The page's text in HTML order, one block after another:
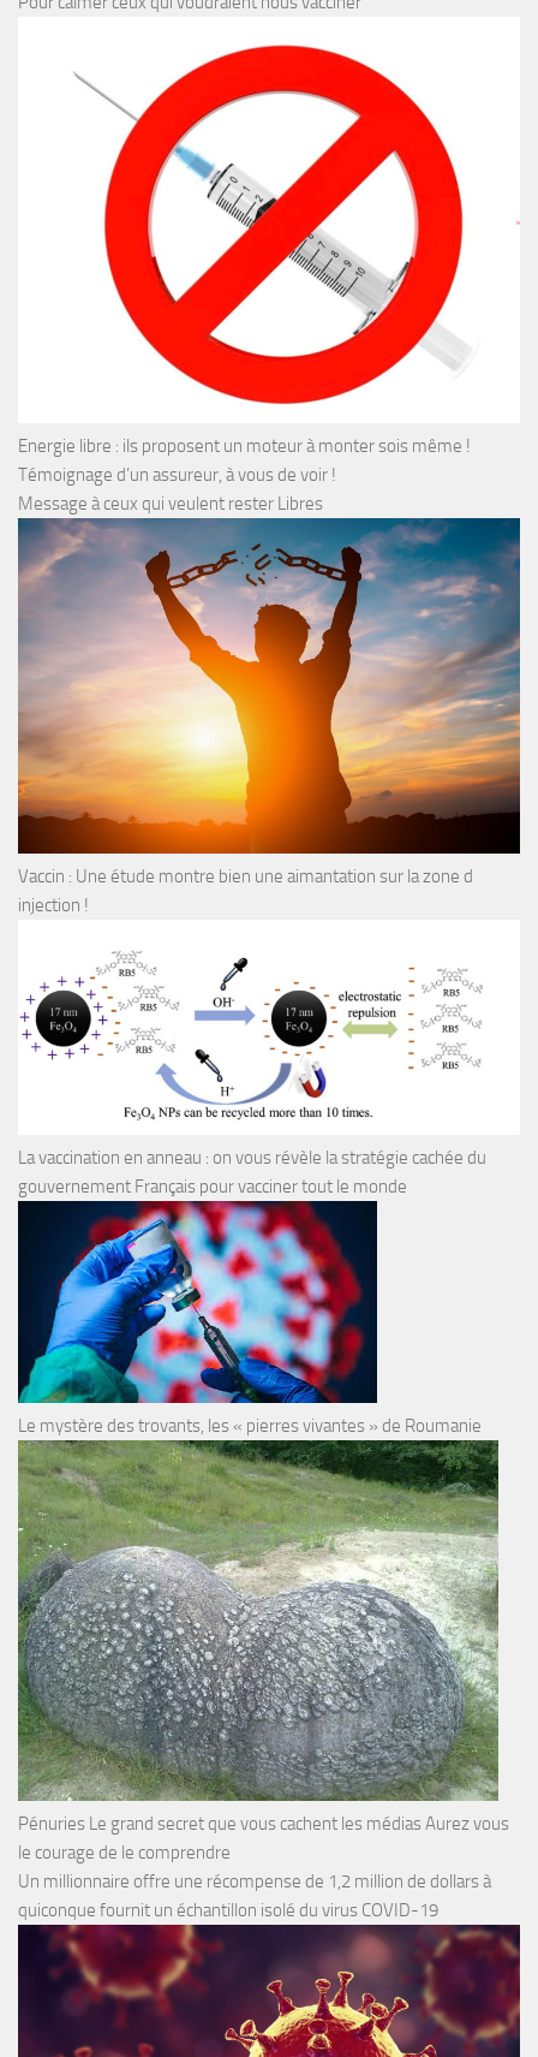
Energie libre : ils proposent un moteur à monter sois même !
Témoignage d’un assureur, à vous de voir !
Message à ceux qui veulent rester Libres
Vaccin : Une étude montre bien une aimantation sur la zone d
injection !
La vaccination en anneau : on vous révèle la stratégie cachée du
gouvernement Français pour vacciner tout le monde
Le mystère des trovants, les « pierres vivantes » de Roumanie
Pénuries Le grand secret que vous cachent les médias Aurez vous
le courage de le comprendre
Un millionnaire offre une récompense de 1,2 million de dollars à
quiconque fournit un échantillon isolé du virus COVID-19